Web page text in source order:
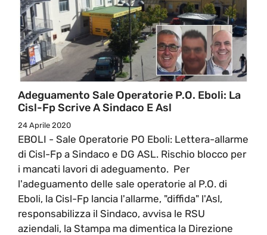
Adeguamento Sale Operatorie P.O. Eboli: La
Cisl-Fp Scrive A Sindaco E Asl
24 Aprile 2020
EBOLI - Sale Operatorie PO Eboli: Lettera-allarme
di Cisl-Fp a Sindaco e DG ASL. Rischio blocco per
i mancati lavori di adeguamento. Per
l'adeguamento delle sale operatorie al P.O. di
Eboli, la Cisl-Fp lancia l'allarme, "diffida" l'Asl,
responsabilizza il Sindaco, avvisa le RSU
aziendali, la Stampa ma dimentica la Direzione